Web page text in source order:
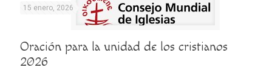
15 enero, 2026
Oración para la unidad de los cristianos
2026